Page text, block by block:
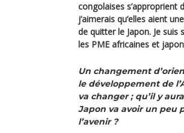
congolaises s’approprient
j’aimerais qu’elles aient
de quitter le Japon. Je
les PME africaines et
Un changement
le développement de
va changer ; qu’il y
Japon va avoir un peu
l’avenir ?